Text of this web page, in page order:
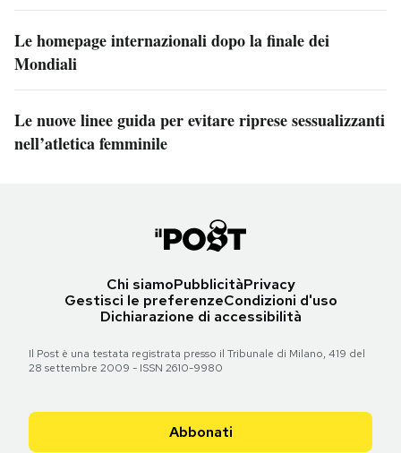
Le homepage internazionali dopo la finale dei
Mondiali
Le nuove linee guida per evitare riprese sessualizzanti
nell’atletica femminile
Chi siamoPubblicitàPrivacy
Gestisci le preferenzeCondizioni d'uso
Dichiarazione di accessibilità
Il Post è una testata registrata presso il Tribunale di Milano, 419 del
28 settembre 2009 - ISSN 2610-9980
Abbonati